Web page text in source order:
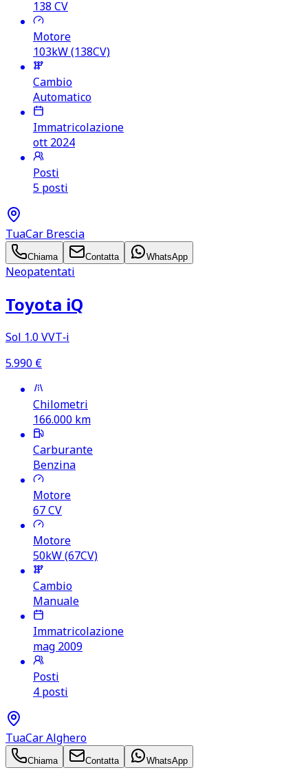
138 CV
Motore
103kW (138CV)
Cambio
Automatico
Immatricolazione
ott 2024
Posti
5 posti
TuaCar Brescia
Chiama Contatta WhatsApp
Neopatentati
Toyota iQ
Sol 1.0 VVT‑i
5.990 €
Chilometri
166.000 km
Carburante
Benzina
Motore
67CV
Motore
50kW (67CV)
Cambio
Manuale
Immatricolazione
mag 2009
Posti
4 posti
TuaCar Alghero
Chiama Contatta WhatsApp